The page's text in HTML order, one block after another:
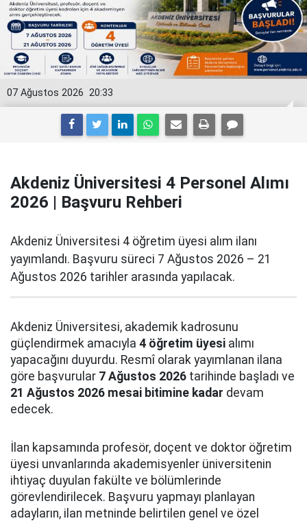
20:33
07 Ağustos 2026
Akdeniz Üniversitesi 4 Personel Alımı
2026 | Başvuru Rehberi
Akdeniz Üniversitesi 4 öğretim üyesi alım ilanı
yayımlandı. Başvuru süreci 7 Ağustos 2026 – 21
Ağustos 2026 tarihler arasında yapılacak.
Akdeniz Üniversitesi, akademik kadrosunu
güçlendirmek amacıyla 4 öğretim üyesi alımı
yapacağını duyurdu. Resmî olarak yayımlanan ilana
göre başvurular 7 Ağustos 2026 tarihinde başladı ve
21 Ağustos 2026 mesai bitimine kadar devam
edecek.
İlan kapsamında profesör, doçent ve doktor öğretim
üyesi unvanlarında akademisyenler üniversitenin
ihtiyaç duyulan fakülte ve bölümlerinde
görevlendirilecek. Başvuru yapmayı planlayan
adayların, ilan metninde belirtilen genel ve özel